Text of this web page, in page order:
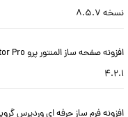
نسخه 8.5.7
4.2.1